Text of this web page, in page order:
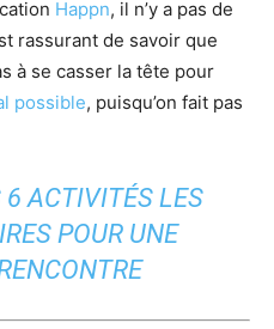
Happn, il n’y a pas de
rassurant de savoir que
à se casser la tête pour
possible, puisqu’on fait pas
ACTIVITÉS LES
POUR UNE